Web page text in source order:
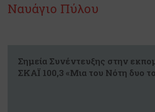
Ναυάγιο Πύλου
Σημεία Συνέντευξης στην
ΣΚΑΪ 100,3 «Μια του Νότη δυο